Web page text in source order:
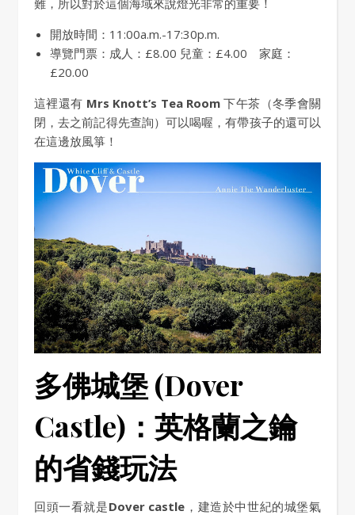
開放時間：11:00a.m.-17:30p.m.
導覽門票：成人：£8.00 兒童：£4.00 家庭：
£20.00
這裡還有 Mrs Knott’s Tea Room 下午茶（冬季會關
閉，去之前記得先查詢）可以喝喔，有帶孩子的還可以
在這邊放風箏！
多佛城堡 (Dover
Castle)：英格蘭之鑰
的省錢玩法
回頭一看就是Dover castle ，建造於中世紀的城堡氣